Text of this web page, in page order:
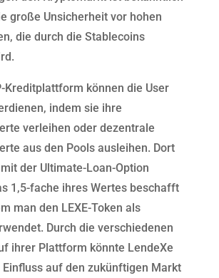
große Unsicherheit vor hohen
die durch die Stablecoins
Kreditplattform können die User
indem sie ihre
verleihen oder dezentrale
aus den Pools ausleihen. Dort
der Ultimate-Loan-Option
1,5-fache ihres Wertes beschafft
man den LEXE-Token als
Durch die verschiedenen
ihrer Plattform könnte LendeXe
auf den zukünftigen Markt